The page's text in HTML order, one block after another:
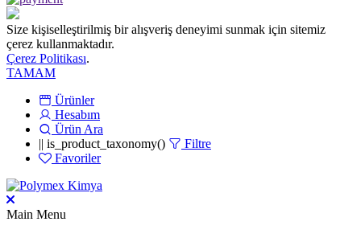
Size kişiselleştirilmiş bir alışveriş deneyimi sunmak için sitemiz
çerez kullanmaktadır.
Çerez Politikası.
TAMAM
Ürünler
Hesabım
Ürün Ara
|| is_product_taxonomy()
Filtre
Favoriler
Main Menu